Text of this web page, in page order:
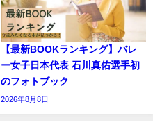
【最新BOOKランキング】バレ
ー女子日本代表 石川真佑選手初
のフォトブック
2026年8月8日